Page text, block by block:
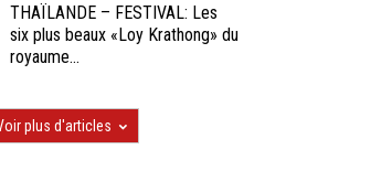
THAÏLANDE – FESTIVAL: Les
six plus beaux «Loy Krathong» du
royaume...
plus d'articles